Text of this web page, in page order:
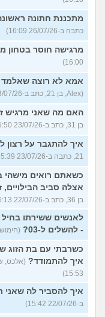
מתכננת חתונה
כתבה ב-26/07/26 16:09)
מרגישה חוסר בטחון
16:00)
אמא לא רוצה
(Alex, בן 21, כתב ב-23/07/26 16:01)
האם מה שאני מרגיש זה
בן 31, כתב ב-23/07/26 15:50)
איך להתגבר על רצון
21, כתבה ב-23/07/26 15:39)
כשאתם רואים מישהי
אצלה סביב הבילויים,
בן 36, כתב ב-22/07/26 16:13)
לאנשים ששירתו בחיל
- להשלים ל-03?
(חימושניק, בן 19,
כשרבתי עם בת הזוג
איך להתמודד?
15:53)
איך להסביר לה שאני
ב-22/07/26 15:42)